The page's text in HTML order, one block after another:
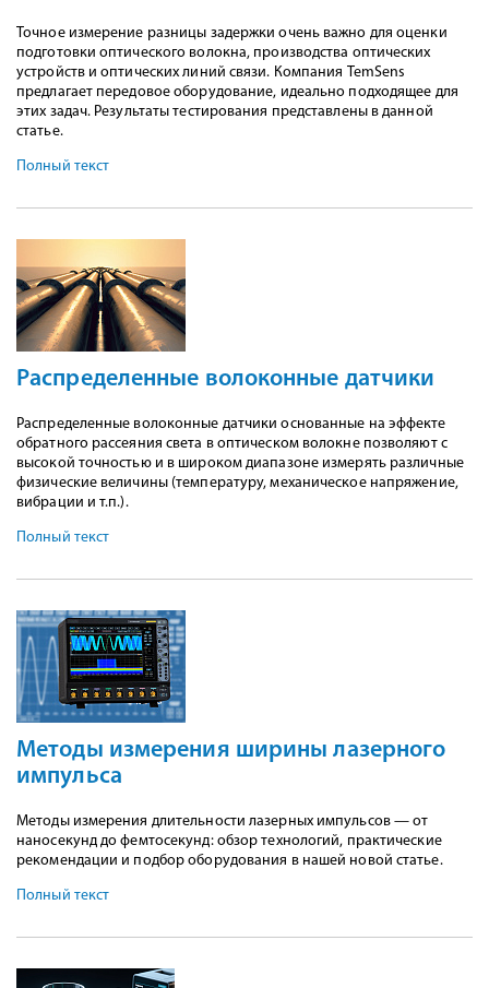
Точное измерение разницы задержки очень важно для оценки
подготовки оптического волокна, производства оптических
устройств и оптических линий связи. Компания TemSens
предлагает передовое оборудование, идеально подходящее для
этих задач. Результаты тестирования представлены в данной
статье.
Полный текст
Распределенные волоконные датчики
Распределенные волоконные датчики основанные на эффекте
обратного рассеяния света в оптическом волокне позволяют с
высокой точностью и в широком диапазоне измерять различные
физические величины (температуру, механическое напряжение,
вибрации и т.п.).
Полный текст
Методы измерения ширины лазерного
импульса
Методы измерения длительности лазерных импульсов — от
наносекунд до фемтосекунд: обзор технологий, практические
рекомендации и подбор оборудования в нашей новой статье.
Полный текст